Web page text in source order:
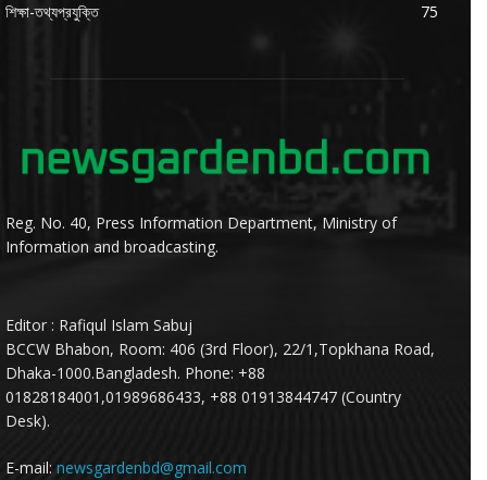
শিক্ষা-তথ্যপ্রযুক্তি
75
Reg. No. 40, Press Information Department, Ministry of
Information and broadcasting.
Editor : Rafiqul Islam Sabuj
BCCW Bhabon, Room: 406 (3rd Floor), 22/1,Topkhana Road,
Dhaka-1000.Bangladesh. Phone: +88
01828184001,01989686433, +88 01913844747 (Country
Desk).
E-mail: newsgardenbd@gmail.com